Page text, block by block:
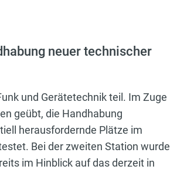
neuer technischer
und Gerätetechnik teil. Im Zuge
geübt, die Handhabung
herausfordernde Plätze im
Bei der zweiten Station wurde
im Hinblick auf das derzeit in